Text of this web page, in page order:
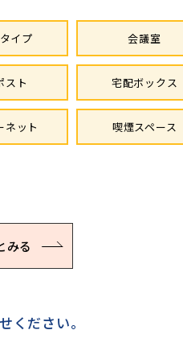
イプ 会議室
スト 宅配ボックス
ネット 喫煙スペース
みる
ください。